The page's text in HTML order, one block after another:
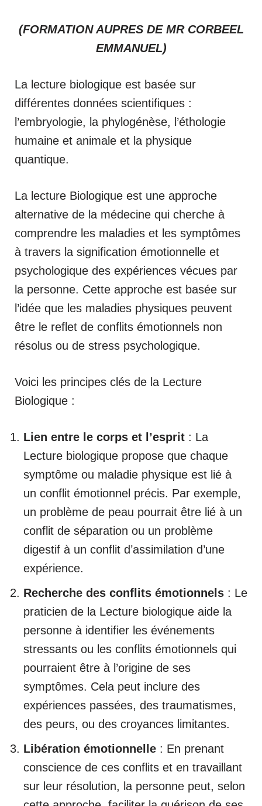
(FORMATION AUPRES DE MR CORBEEL
EMMANUEL)
La lecture biologique est basée sur
différentes données scientifiques :
l’embryologie, la phylogénèse, l’éthologie
humaine et animale et la physique
quantique.
La lecture Biologique est une approche
alternative de la médecine qui cherche à
comprendre les maladies et les symptômes
à travers la signification émotionnelle et
psychologique des expériences vécues par
la personne. Cette approche est basée sur
l’idée que les maladies physiques peuvent
être le reflet de conflits émotionnels non
résolus ou de stress psychologique.
Voici les principes clés de la Lecture
Biologique :
Lien entre le corps et l’esprit : La
Lecture biologique propose que chaque
symptôme ou maladie physique est lié à
un conflit émotionnel précis. Par exemple,
un problème de peau pourrait être lié à un
conflit de séparation ou un problème
digestif à un conflit d’assimilation d’une
expérience.
Recherche des conflits émotionnels : Le
praticien de la Lecture biologique aide la
personne à identifier les événements
stressants ou les conflits émotionnels qui
pourraient être à l’origine de ses
symptômes. Cela peut inclure des
expériences passées, des traumatismes,
des peurs, ou des croyances limitantes.
Libération émotionnelle : En prenant
conscience de ces conflits et en travaillant
sur leur résolution, la personne peut, selon